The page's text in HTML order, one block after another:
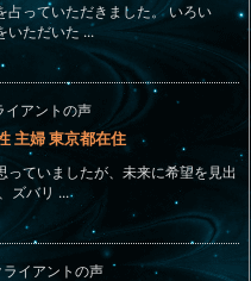
占っていただきました。 いろい
いただいた ...
イアントの声
主婦 東京都在住
っていましたが、未来に希望を見出
ズバリ ...
ライアントの声